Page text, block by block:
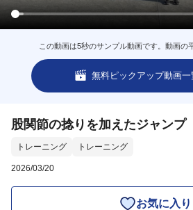
この動画は5秒のサンプル動画です。動画の
無料ピックアップ動画一
股関節の捻りを加えたジャンプ
トレーニング トレーニング
2026/03/20
お気に入り